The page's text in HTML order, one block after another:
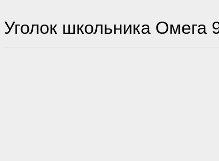
Уголок школьника